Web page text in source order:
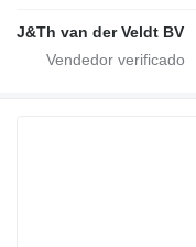
J&Th van der Veldt BV